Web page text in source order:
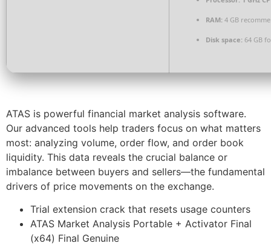
RAM: 4 GB
Disk space: 64 GB
ATAS is powerful financial market analysis software.
Our advanced tools help traders focus on what matters
most: analyzing volume, order flow, and order book
liquidity. This data reveals the crucial balance or
imbalance between buyers and sellers—the fundamental
drivers of price movements on the exchange.
Trial extension crack that resets usage counters
ATAS Market Analysis Portable + Activator Final
(x64) Final Genuine